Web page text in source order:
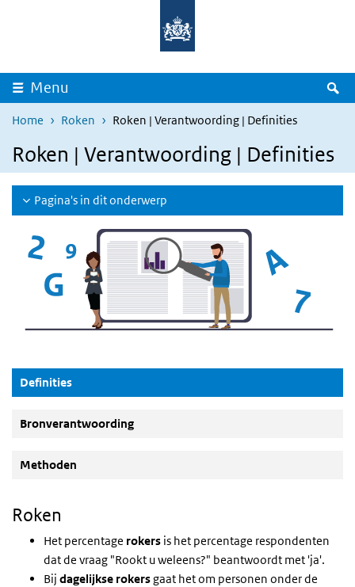
Overslaan en naar de inhoud gaan
Menu
Home Roken Roken | Verantwoording | Definities
Roken | Verantwoording | Definities
Pagina's in dit onderwerp
Definities(Actieve knop)
Bronverantwoording
Methoden
Roken
Het percentage rokers is het percentage respondenten
dat de vraag "Rookt u weleens?" beantwoordt met 'ja'.
Bij dagelijkse rokersgaat het om personen onder de